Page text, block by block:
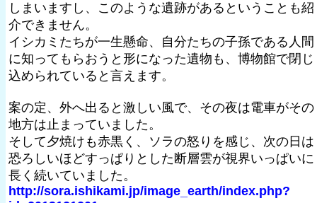
しまいますし、このような遺跡があるということも紹
介できません。
イシカミたちが一生懸命、自分たちの子孫である人間
に知ってもらおうと形になった遺物も、博物館で閉じ
込められていると言えます。
案の定、外へ出ると激しい風で、その夜は電車がその
地方は止まっていました。
そして夕焼けも赤黒く、ソラの怒りを感じ、次の日は
恐ろしいほどすっぱりとした断層雲が視界いっぱいに
長く続いていました。
http://sora.ishikami.jp/image_earth/index.php?